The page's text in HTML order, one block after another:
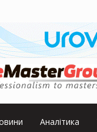
Аналітика